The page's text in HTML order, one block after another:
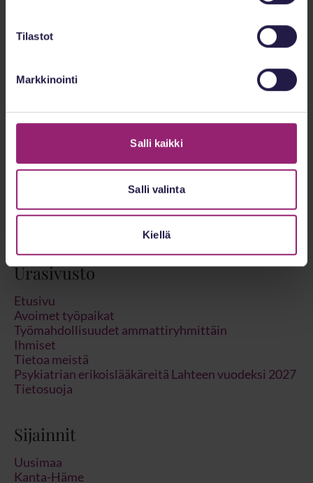
Tilastot
Markkinointi
Salli kaikki
Salli valinta
Kiellä
Urasivusto
Etusivu
Avoimet työpaikat
Työmahdollisuudet ammattiryhmittäin
Ihmiset
Tietoa meistä
Psykiatrian erikoislääkäreitä Lahteen vuodeksi 2027
Tietosuoja
Sijainnit
Uusimaa
Kanta-Häme